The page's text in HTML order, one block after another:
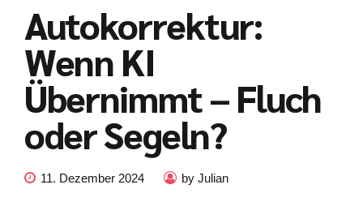
Autokorrektur:
Wenn KI
Übernimmt – Fluch
oder Segeln?
11. Dezember 2024 by Julian